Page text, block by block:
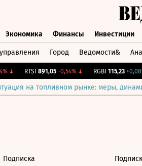
Экономика Финансы Инвестиции
Город Ведомости&
↓ RTSI 891,05 -0,54%↓ RGBI 115,23 +0,08%
на топливном рынке: меры,
Подписка